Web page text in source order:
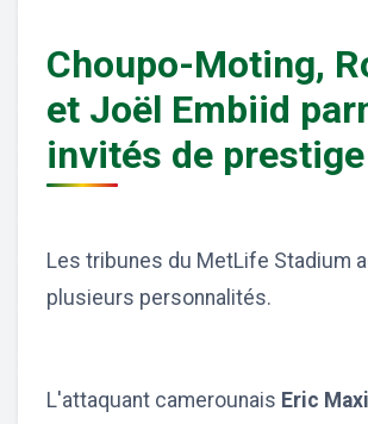
Choupo-Moting,
et Joël Embiid
invités de prestige
Les tribunes du MetLife Stadium
plusieurs personnalités.
L'attaquant camerounais Eric